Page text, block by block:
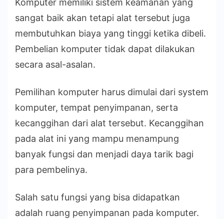
Komputer memiliki sistem keamanan yang
sangat baik akan tetapi alat tersebut juga
membutuhkan biaya yang tinggi ketika dibeli.
Pembelian komputer tidak dapat dilakukan
secara asal-asalan.
Pemilihan komputer harus dimulai dari system
komputer, tempat penyimpanan, serta
kecanggihan dari alat tersebut. Kecanggihan
pada alat ini yang mampu menampung
banyak fungsi dan menjadi daya tarik bagi
para pembelinya.
Salah satu fungsi yang bisa didapatkan
adalah ruang penyimpanan pada komputer.